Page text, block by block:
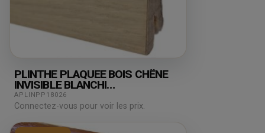
PLINTHE PLAQUEE BOIS CHÊNE
INVISIBLE BLANCHI
80X15X2500MM
APLINPP18026
Connectez-vous pour voir les prix.